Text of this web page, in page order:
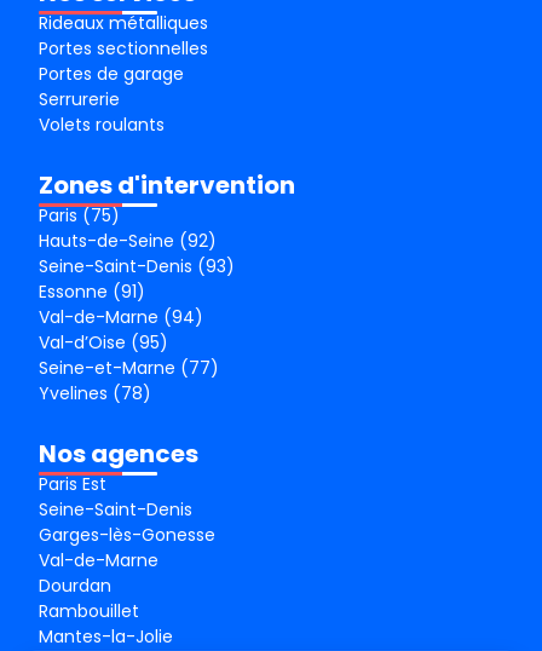
Rideaux métalliques
Portes sectionnelles
Portes de garage
Serrurerie
Volets roulants
Zones d'intervention
Paris (75)
Hauts-de-Seine (92)
Seine-Saint-Denis (93)
Essonne (91)
Val-de-Marne (94)
Val-d’Oise (95)
Seine-et-Marne (77)
Yvelines (78)
Nos agences
Paris Est
Seine-Saint-Denis
Garges-lès-Gonesse
Val-de-Marne
Dourdan
Rambouillet
Mantes-la-Jolie